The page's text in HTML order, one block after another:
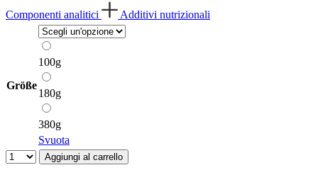
Componenti analitici
Additivi nutrizionali
Größe
100g
180g
380g
Svuota
Aggiungi al carrello